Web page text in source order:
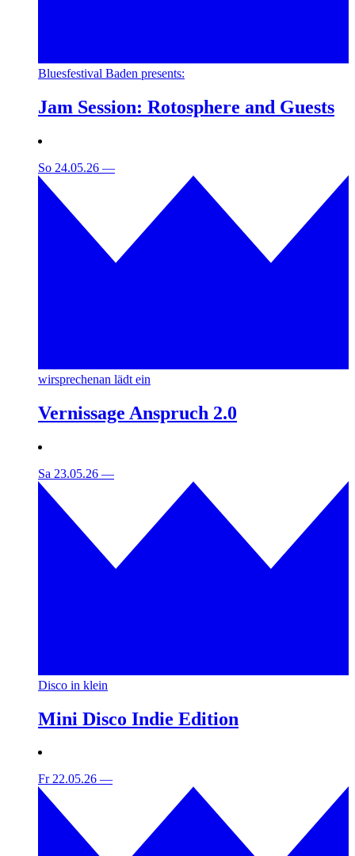
Bluesfestival Baden presents:
Jam Session: Rotosphere and Guests
So 24.05.26 —
wirsprechenan lädt ein
Vernissage Anspruch 2.0
Sa 23.05.26 —
Disco in klein
Mini Disco Indie Edition
Fr 22.05.26 —